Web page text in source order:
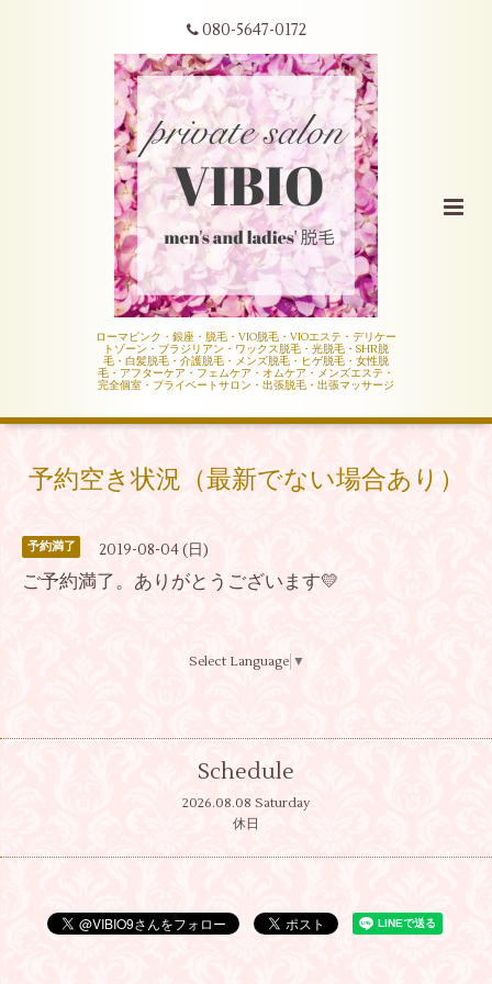
080-5647-0172
ローマピンク・銀座・脱毛・VIO脱毛・VIOエステ・デリケー
トゾーン・ブラジリアン・ワックス脱毛・光脱毛・SHR脱
毛・白髪脱毛・介護脱毛・メンズ脱毛・ヒゲ脱毛・女性脱
毛・アフターケア・フェムケア・オムケア・メンズエステ・
完全個室・プライベートサロン・出張脱毛・出張マッサージ
予約空き状況（最新でない場合あり）
予約満了 2019-08-04 (日)
ご予約満了。ありがとうございます💛
Select Language ▼
Schedule
2026.08.08 Saturday
休日